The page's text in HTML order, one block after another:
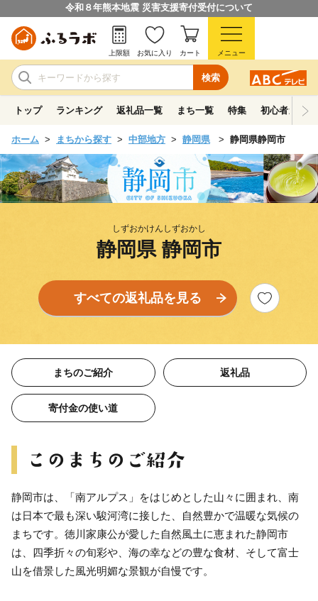
令和８年熊本地震 災害支援寄付受付について
検索
上限額 お気に入り カート メニュー
トップ ランキング 返礼品一覧 まち一覧 特集 初心者ガイド
ホーム まちから探す 中部地方 静岡県 静岡県静岡市
しずおかけんしずおかし
静岡県 静岡市
すべての返礼品を見る
まちのご紹介 返礼品
寄付金の使い道
静岡市は、「南アルプス」をはじめとした山々に囲まれ、南
は日本で最も深い駿河湾に接した、自然豊かで温暖な気候の
まちです。徳川家康公が愛した自然風土に恵まれた静岡市
は、四季折々の旬彩や、海の幸などの豊な食材、そして富士
山を借景した風光明媚な景観が自慢です。